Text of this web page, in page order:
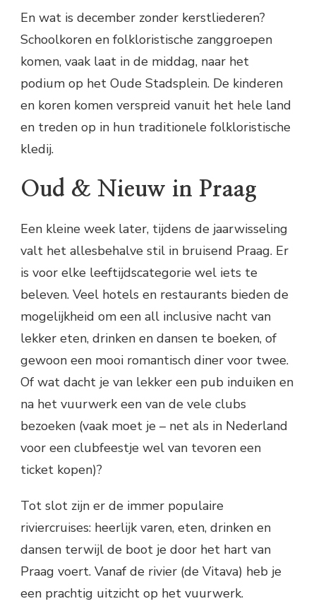
En wat is december zonder kerstliederen?
Schoolkoren en folkloristische zanggroepen
komen, vaak laat in de middag, naar het
podium op het Oude Stadsplein. De kinderen
en koren komen verspreid vanuit het hele land
en treden op in hun traditionele folkloristische
kledij.
Oud & Nieuw in Praag
Een kleine week later, tijdens de jaarwisseling
valt het allesbehalve stil in bruisend Praag. Er
is voor elke leeftijdscategorie wel iets te
beleven. Veel hotels en restaurants bieden de
mogelijkheid om een all inclusive nacht van
lekker eten, drinken en dansen te boeken, of
gewoon een mooi romantisch diner voor twee.
Of wat dacht je van lekker een pub induiken en
na het vuurwerk een van de vele clubs
bezoeken (vaak moet je – net als in Nederland
voor een clubfeestje wel van tevoren een
ticket kopen)?
Tot slot zijn er de immer populaire
riviercruises: heerlijk varen, eten, drinken en
dansen terwijl de boot je door het hart van
Praag voert. Vanaf de rivier (de Vitava) heb je
een prachtig uitzicht op het vuurwerk.